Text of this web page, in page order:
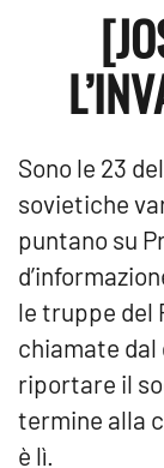
Sono le 23
sovietiche
puntano su
le truppe del
chiamate
riportare il
termine alla
è lì.